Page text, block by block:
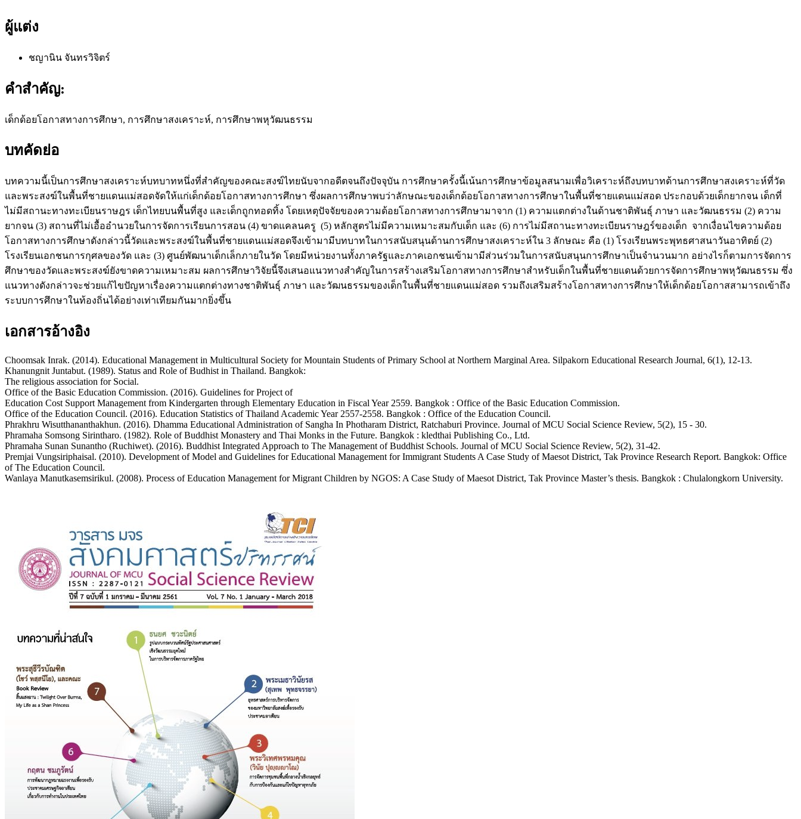
ผู้แต่ง
ชญานิน จันทรวิจิตร์
คำสำคัญ:
เด็กด้อยโอกาสทางการศึกษา, การศึกษาสงเคราะห์, การศึกษาพหุวัฒนธรรม
บทคัดย่อ
บทความนี้เป็นการศึกษาสงเคราะห์บทบาทหนึ่งที่สำคัญของคณะสงฆ์ไทยนับจากอดีตจนถึงปัจจุบัน การศึกษาครั้งนี้เน้นการศึกษาข้อมูลสนามเพื่อวิเคราะห์ถึงบทบาทด้านการศึกษาสงเคราะห์ที่วัด
และพระสงฆ์ในพื้นที่ชายแดนแม่สอดจัดให้แก่เด็กด้อยโอกาสทางการศึกษา ซึ่งผลการศึกษาพบว่าลักษณะของเด็กด้อยโอกาสทางการศึกษาในพื้นที่ชายแดนแม่สอด ประกอบด้วยเด็กยากจน เด็กที่
ไม่มีสถานะทางทะเบียนราษฎร เด็กไทยบนพื้นที่สูง และเด็กถูกทอดทิ้ง โดยเหตุปัจจัยของความด้อยโอกาสทางการศึกษามาจาก (1) ความแตกต่างในด้านชาติพันธุ์ ภาษา และวัฒนธรรม (2) ความ
ยากจน (3) สถานที่ไม่เอื้ออำนวยในการจัดการเรียนการสอน (4) ขาดแคลนครู (5) หลักสูตรไม่มีความเหมาะสมกับเด็ก และ (6) การไม่มีสถานะทางทะเบียนราษฎร์ของเด็ก จากเงื่อนไขความด้อย
โอกาสทางการศึกษาดังกล่าวนี้วัดและพระสงฆ์ในพื้นที่ชายแดนแม่สอดจึงเข้ามามีบทบาทในการสนับสนุนด้านการศึกษาสงเคราะห์ใน 3 ลักษณะ คือ (1) โรงเรียนพระพุทธศาสนาวันอาทิตย์ (2)
โรงเรียนเอกชนการกุศลของวัด และ (3) ศูนย์พัฒนาเด็กเล็กภายในวัด โดยมีหน่วยงานทั้งภาครัฐและภาคเอกชนเข้ามามีส่วนร่วมในการสนับสนุนการศึกษาเป็นจำนวนมาก อย่างไรก็ตามการจัดการ
ศึกษาของวัดและพระสงฆ์ยังขาดความเหมาะสม ผลการศึกษาวิจัยนี้จึงเสนอแนวทางสำคัญในการสร้างเสริมโอกาสทางการศึกษาสำหรับเด็กในพื้นที่ชายแดนด้วยการจัดการศึกษาพหุวัฒนธรรม ซึ่ง
แนวทางดังกล่าวจะช่วยแก้ไขปัญหาเรื่องความแตกต่างทางชาติพันธุ์ ภาษา และวัฒนธรรมของเด็กในพื้นที่ชายแดนแม่สอด รวมถึงเสริมสร้างโอกาสทางการศึกษาให้เด็กด้อยโอกาสสามารถเข้าถึง
ระบบการศึกษาในท้องถิ่นได้อย่างเท่าเทียมกันมากยิ่งขึ้น
เอกสารอ้างอิง
Choomsak Inrak. (2014). Educational Management in Multicultural Society for Mountain Students of Primary School at Northern Marginal Area. Silpakorn Educational Research Journal, 6(1), 12-13.
Khanungnit Juntabut. (1989). Status and Role of Budhist in Thailand. Bangkok:
The religious association for Social.
Office of the Basic Education Commission. (2016). Guidelines for Project of
Education Cost Support Management from Kindergarten through Elementary Education in Fiscal Year 2559. Bangkok : Office of the Basic Education Commission.
Office of the Education Council. (2016). Education Statistics of Thailand Academic Year 2557-2558. Bangkok : Office of the Education Council.
Phrakhru Wisutthananthakhun. (2016). Dhamma Educational Administration of Sangha In Photharam District, Ratchaburi Province. Journal of MCU Social Science Review, 5(2), 15 - 30.
Phramaha Somsong Sirintharo. (1982). Role of Buddhist Monastery and Thai Monks in the Future. Bangkok : kledthai Publishing Co., Ltd.
Phramaha Sunan Sunantho (Ruchiwet). (2016). Buddhist Integrated Approach to The Management of Buddhist Schools. Journal of MCU Social Science Review, 5(2), 31-42.
Premjai Vungsiriphaisal. (2010). Development of Model and Guidelines for Educational Management for Immigrant Students A Case Study of Maesot District, Tak Province Research Report. Bangkok: Office
of The Education Council.
Wanlaya Manutkasemsirikul. (2008). Process of Education Management for Migrant Children by NGOS: A Case Study of Maesot District, Tak Province Master’s thesis. Bangkok : Chulalongkorn University.